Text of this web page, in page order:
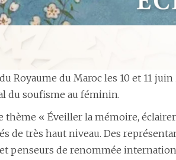
du Royaume du Maroc les 10 et 11
du soufisme au féminin.
thème « Éveiller la mémoire,
de très haut niveau. Des
penseurs de renommée